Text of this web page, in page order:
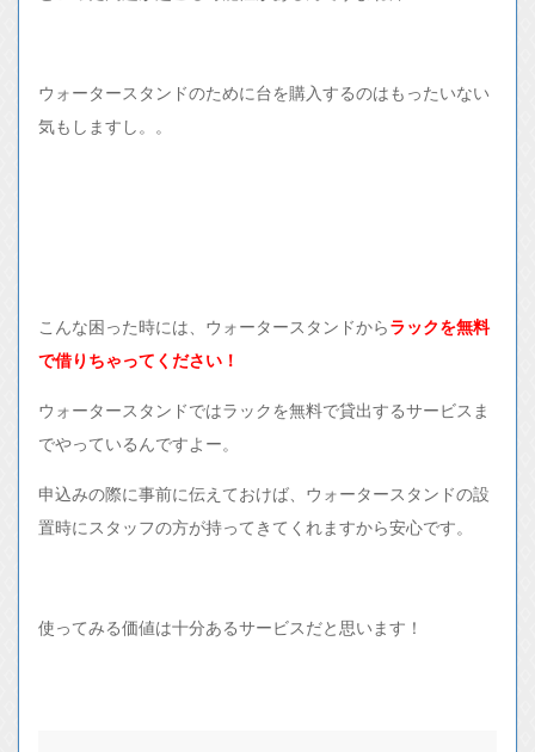
ウォータースタンドのために台を購入するのはもったいない
気もしますし。。
こんな困った時には、ウォータースタンドからラックを無料
で借りちゃってください！
ウォータースタンドではラックを無料で貸出するサービスま
でやっているんですよー。
申込みの際に事前に伝えておけば、ウォータースタンドの設
置時にスタッフの方が持ってきてくれますから安心です。
使ってみる価値は十分あるサービスだと思います！